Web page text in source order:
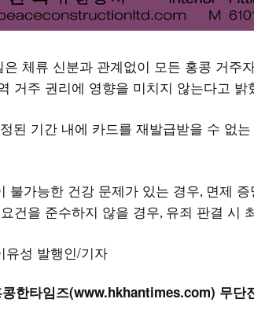
체류 신분과 관계없이 모든 홍콩 거주
거주 권리에 영향을 미치지 않는다고 밝
된 기간 내에 카드를 재발급받을 수 없
불가능한 건강 문제가 있는 경우, 면제
건을 준수하지 않을 경우, 유죄 판결 시
유성 발행인/기자
한타임즈(www.hkhantimes.com) 무단